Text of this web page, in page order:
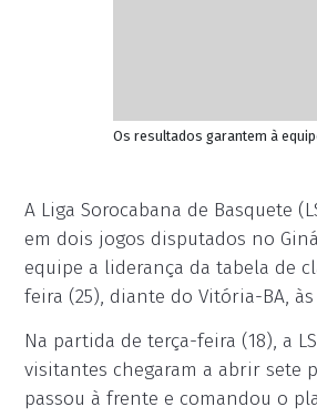
Os resultados garantem à
A Liga Sorocabana de Basquete
em dois jogos disputados no
equipe a liderança da tabela de
feira (25), diante do Vitória-BA, às
Na partida de terça-feira (18), a
visitantes chegaram a abrir sete
passou à frente e comandou o